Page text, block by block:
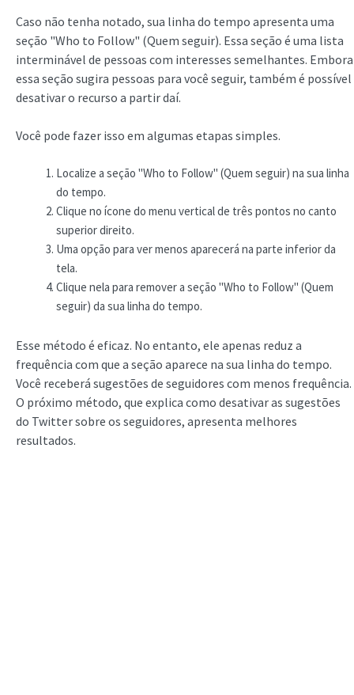
Caso não tenha notado, sua linha do tempo apresenta uma
seção "Who to Follow" (Quem seguir). Essa seção é uma lista
interminável de pessoas com interesses semelhantes. Embora
essa seção sugira pessoas para você seguir, também é possível
desativar o recurso a partir daí.
Você pode fazer isso em algumas etapas simples.
Localize a seção "Who to Follow" (Quem seguir) na sua linha
do tempo.
Clique no ícone do menu vertical de três pontos no canto
superior direito.
Uma opção para ver menos aparecerá na parte inferior da
tela.
Clique nela para remover a seção "Who to Follow" (Quem
seguir) da sua linha do tempo.
Esse método é eficaz. No entanto, ele apenas reduz a
frequência com que a seção aparece na sua linha do tempo.
Você receberá sugestões de seguidores com menos frequência.
O próximo método, que explica como desativar as sugestões
do Twitter sobre os seguidores, apresenta melhores
resultados.